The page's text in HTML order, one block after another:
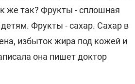
же так? Фрукты - сплошная
Фрукты - сахар. Сахар в
избыток жира под кожей и
она пишет доктор